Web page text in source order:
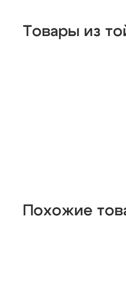
Товары из
Похожие